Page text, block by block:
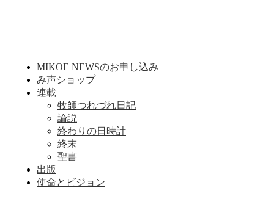
MIKOE NEWSのお申し込み
み声ショップ
連載
牧師つれづれ日記
論説
終わりの日時計
終末
聖書
出版
使命とビジョン